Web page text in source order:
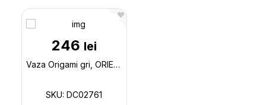
246 lei
Vaza Origami gri, ORIENS DC02761
SKU: DC02761